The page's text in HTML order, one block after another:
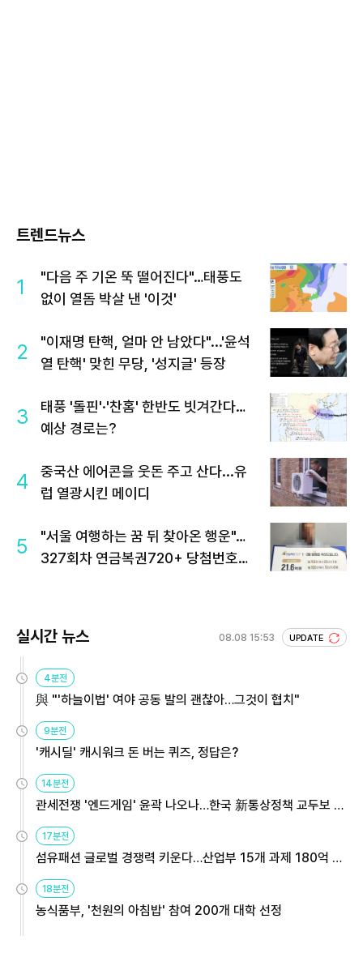
트렌드뉴스
1
"다음 주 기온 뚝 떨어진다"…태풍도
없이 열돔 박살 낸 '이것'
2
"이재명 탄핵, 얼마 안 남았다"...'윤석
열 탄핵' 맞힌 무당, '성지글' 등장
3
태풍 '돌핀'·'찬홈' 한반도 빗겨간다…
예상 경로는?
4
중국산 에어콘을 웃돈 주고 산다...유
럽 열광시킨 메이디
5
"서울 여행하는 꿈 뒤 찾아온 행운"…
327회차 연금복권720+ 당첨번호조
실시간 뉴스 08.08 15:53 UPDATE
4분전
與 "'하늘이법' 여야 공동 발의 괜찮아…그것이 협치"
9분전
'캐시딜' 캐시워크 돈 버는 퀴즈, 정답은?
14분전
관세전쟁 '엔드게임' 윤곽 나오나…한국 新통상정책 교두보 활
용해야
17분전
섬유패션 글로벌 경쟁력 키운다…산업부 15개 과제 180억 지
원
18분전
농식품부, '천원의 아침밥' 참여 200개 대학 선정